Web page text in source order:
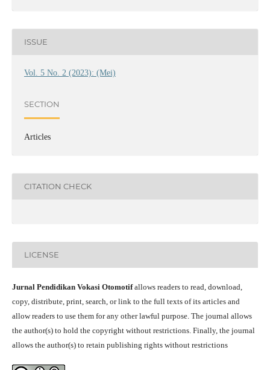
ISSUE
Vol. 5 No. 2 (2023): (Mei)
SECTION
Articles
CITATION CHECK
LICENSE
Jurnal Pendidikan Vokasi Otomotifallows readers to read, download,
copy, distribute, print, search, or link to the full texts of its articles and
allow readers to use them for any other lawful purpose. The journal allows
the author(s) to hold the copyright without restrictions. Finally, the journal
allows the author(s) to retain publishing rights without restrictions